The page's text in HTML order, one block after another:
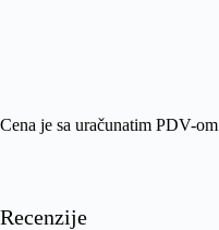
Cena je sa uračunatim PDV-om
Recenzije